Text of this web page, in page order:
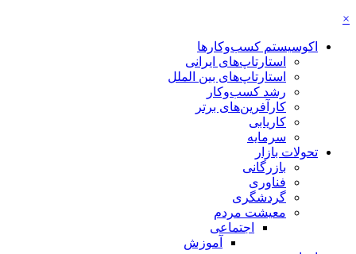
×
اکوسیستم کسب‌وکارها
استارتاپ‌های ایرانی
استارتاپ‌های بین الملل
رشد کسب‌وکار
کارآفرین‌های برتر
کاریابی
سرمایه
تحولات بازار
بازرگانی
فناوری
گردشگری
معیشت مردم
اجتماعی
آموزش